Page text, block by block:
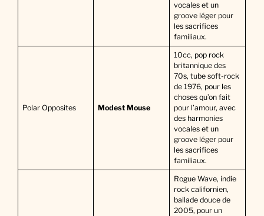
vocales et un
groove léger pour
les sacrifices
familiaux.
Polar Opposites Modest Mouse
10cc, pop rock
britannique des
70s, tube soft-rock
de 1976, pour les
choses qu’on fait
pour l’amour, avec
des harmonies
vocales et un
groove léger pour
les sacrifices
familiaux.
Rogue Wave, indie
rock californien,
ballade douce de
2005, pour un